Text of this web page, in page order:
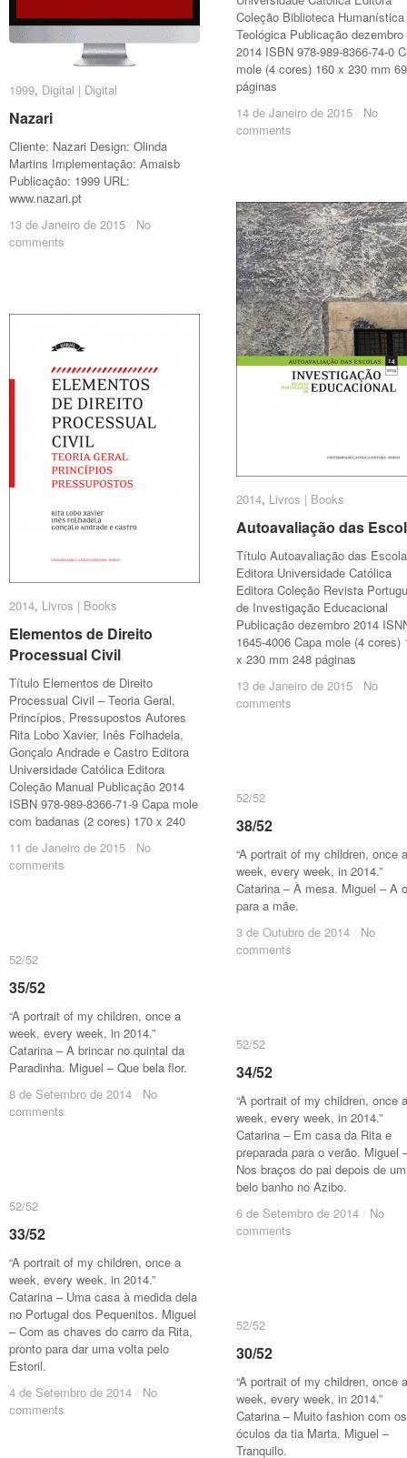
Coleção Biblioteca
Teológica Publicação dezembro
2014 ISBN 978-989-8366-74-0
mole (4 cores) 160 x 230 mm
páginas
14 de Janeiro de 2015 / No
comments
14 de Janeiro de 2015 / No
comments
1999, Digital | Digital
Nazari
Cliente: Nazari Design: Olinda
Martins Implementação: Amaisb
Publicação: 1999 URL:
www.nazari.pt
13 de Janeiro de 2015 / No
comments
1999 Digital | Digital
Nazari
13 de Janeiro de 2015 / No
comments
2014, Livros | Books
Autoavaliação das
Título Autoavaliação das
Editora Universidade Católica
Editora Coleção Revista
de Investigação Educacional
Publicação dezembro 2014
1645-4006 Capa mole (4 cores)
x 230 mm 248 páginas
13 de Janeiro de 2015 / No
comments
2014 Livros | Books
Autoavaliação das
13 de Janeiro de 2015 / No
comments
2014, Livros | Books
Elementos de Direito
Processual Civil
Título Elementos de Direito
Processual Civil – Teoria Geral,
Princípios, Pressupostos Autores
Rita Lobo Xavier, Inês Folhadela,
Gonçalo Andrade e Castro Editora
Universidade Católica Editora
Coleção Manual Publicação 2014
ISBN 978-989-8366-71-9 Capa mole
com badanas (2 cores) 170 x 240
11 de Janeiro de 2015 / No
comments
2014 Livros | Books
Elementos de Direito
Processual Civil
11 de Janeiro de 2015 / No
comments
52/52
38/52
“A portrait of my children, once a
week, every week, in 2014.”
Catarina – À mesa. Miguel – A
para a mãe.
3 de Outubro de 2014 / No
comments
52/52
38/52
3 de Outubro de 2014 / No
comments
52/52
35/52
“A portrait of my children, once a
week, every week, in 2014.”
Catarina – A brincar no quintal da
Paradinha. Miguel – Que bela flor.
8 de Setembro de 2014 / No
comments
52/52
35/52
8 de Setembro de 2014 / No
comments
52/52
34/52
“A portrait of my children, once a
week, every week, in 2014.”
Catarina – Em casa da Rita e
preparada para o verão. Miguel
Nos braços do pai depois de um
belo banho no Azibo.
6 de Setembro de 2014 / No
comments
52/52
34/52
6 de Setembro de 2014 / No
comments
52/52
33/52
“A portrait of my children, once a
week, every week, in 2014.”
Catarina – Uma casa à medida dela
no Portugal dos Pequenitos. Miguel
– Com as chaves do carro da Rita,
pronto para dar uma volta pelo
Estoril.
4 de Setembro de 2014 / No
comments
52/52
33/52
4 de Setembro de 2014 / No
comments
52/52
30/52
“A portrait of my children, once a
week, every week, in 2014.”
Catarina – Muito fashion com os
óculos da tia Marta. Miguel –
Tranquilo.
52/52
30/52